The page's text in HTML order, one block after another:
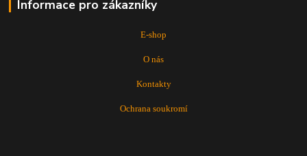
Informace pro zákazníky
E-shop
O nás
Kontakty
Ochrana soukromí